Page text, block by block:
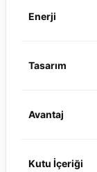
Enerji
Tasarım
Avantaj
Kutu İçeriği